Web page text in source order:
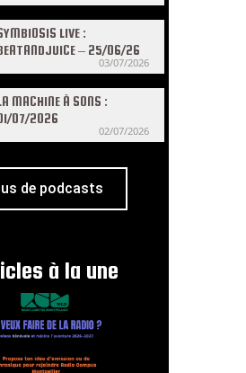
LIVE :
– 25/06/26
03/07/2026
MACHINE À SONS :
07/2026
02/07/2026
de podcasts
à la une